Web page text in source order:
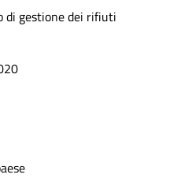
di gestione dei rifiuti